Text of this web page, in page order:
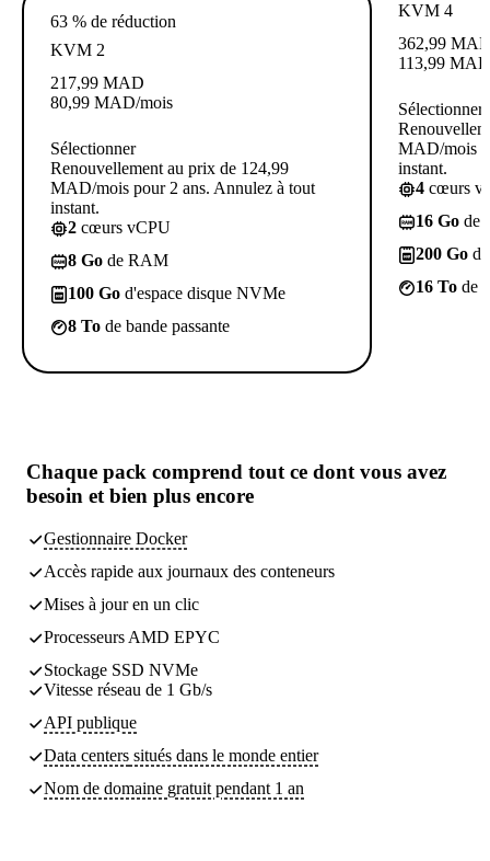
63 % de réduction
KVM 2
217,99 MAD
80,99 MAD/mois
Sélectionner
Renouvellement au prix de 124,99
MAD/mois pour 2 ans. Annulez à tout
instant.
2 cœurs vCPU
8 Go de RAM
100 Go d'espace disque NVMe
8 To de bande passante
KVM 4
362,99
113,99 MAD
Sélectionner
MAD/mois
instant.
4 cœurs
16 Go de
200 Go
16 To de
Chaque pack comprend tout ce dont vous avez
besoin et bien plus encore
Gestionnaire Docker
Accès rapide aux journaux des conteneurs
Mises à jour en un clic
Processeurs AMD EPYC
Stockage SSD NVMe
Vitesse réseau de 1 Gb/s
API publique
Data centers situés dans le monde entier
Nom de domaine gratuit pendant 1 an